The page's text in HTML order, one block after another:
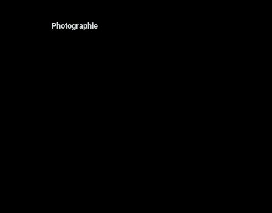
Photographie